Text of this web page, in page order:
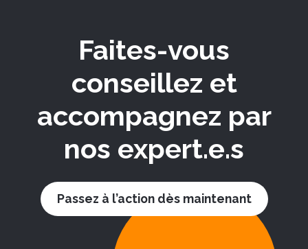
Faites-vous
conseillez et
accompagnez par
nos expert.e.s
Passez à l’action dès maintenant